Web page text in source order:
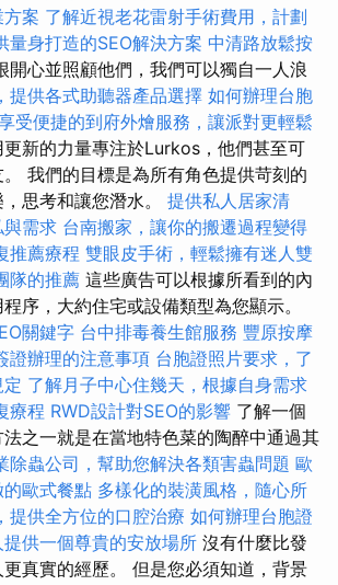
案 了解近視老花雷射手術費用，計劃
量身打造的SEO解決方案 中清路放鬆按
開心並照顧他們，我們可以獨自一人浪
提供各式助聽器產品選擇 如何辦理台胞
受便捷的到府外燴服務，讓派對更輕鬆
新的力量專注於Lurkos，他們甚至可
我們的目標是為所有角色提供苛刻的
思考和讓您潛水。 提供私人居家清
需求 台南搬家，讓你的搬遷過程變得
推薦療程 雙眼皮手術，輕鬆擁有迷人雙
隊的推薦 這些廣告可以根據所看到的內
序，大約住宅或設備類型為您顯示。
關鍵字 台中排毒養生館服務 豐原按摩
證辦理的注意事項 台胞證照片要求，了
了解月子中心住幾天，根據自身需求
療程 RWD設計對SEO的影響 了解一個
之一就是在當地特色菜的陶醉中通過其
除蟲公司，幫助您解決各類害蟲問題 歐
歐式餐點 多樣化的裝潢風格，隨心所
提供全方位的口腔治療 如何辦理台胞證
供一個尊貴的安放場所 沒有什麼比發
真實的經歷。 但是您必須知道，背景